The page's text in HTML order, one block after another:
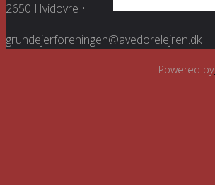
2650 Hvidovre •
grundejerforeningen@avedorelejren.dk
Powered by